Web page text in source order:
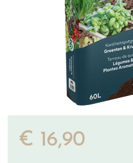
€ 16,90